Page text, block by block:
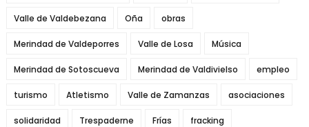
Valle de Valdebezana Oña obras
Merindad de Valdeporres Valle de Losa Música
Merindad de Sotoscueva Merindad de Valdivielso empleo
turismo Atletismo Valle de Zamanzas asociaciones
solidaridad Trespaderne Frías fracking